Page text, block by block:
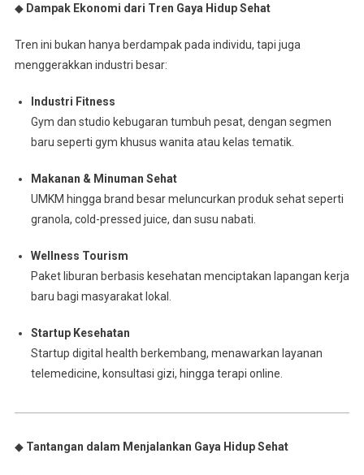
◆ Dampak Ekonomi dari Tren Gaya Hidup Sehat
Tren ini bukan hanya berdampak pada individu, tapi juga
menggerakkan industri besar:
Industri Fitness
Gym dan studio kebugaran tumbuh pesat, dengan segmen
baru seperti gym khusus wanita atau kelas tematik.
Makanan & Minuman Sehat
UMKM hingga brand besar meluncurkan produk sehat seperti
granola, cold-pressed juice, dan susu nabati.
Wellness Tourism
Paket liburan berbasis kesehatan menciptakan lapangan kerja
baru bagi masyarakat lokal.
Startup Kesehatan
Startup digital health berkembang, menawarkan layanan
telemedicine, konsultasi gizi, hingga terapi online.
◆ Tantangan dalam Menjalankan Gaya Hidup Sehat